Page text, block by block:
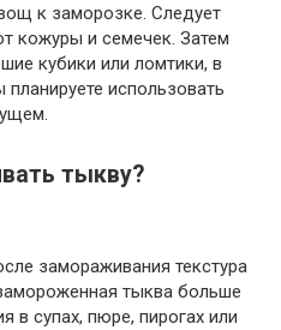
к заморозке. Следует
кожуры и семечек. Затем
кубики или ломтики, в
использовать
тыкву?
замораживания текстура
тыква больше
в супах, пюре, пирогах или